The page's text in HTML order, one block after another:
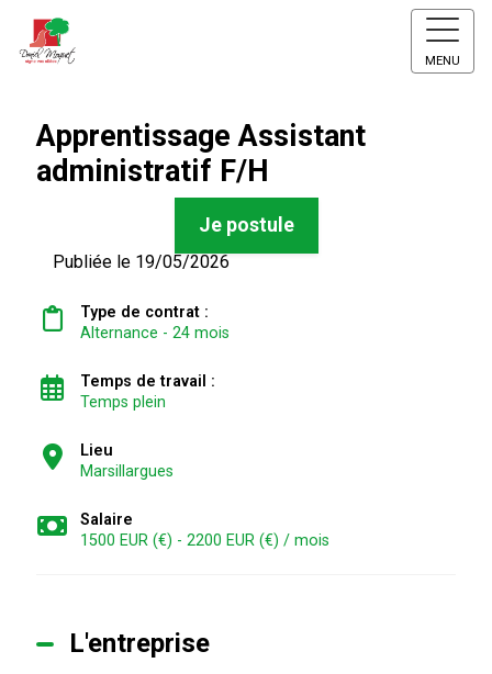
MENU
Apprentissage Assistant
administratif F/H
Je postule
Publiée le 19/05/2026
Type de contrat :
Alternance - 24 mois
Temps de travail :
Temps plein
Lieu
Marsillargues
Salaire
1500 EUR (€) - 2200 EUR (€) / mois
L'entreprise